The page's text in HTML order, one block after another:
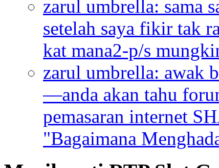
zarul umbrella: sama
setelah saya fikir tak
kat mana2-p/s
zarul umbrella: awak
—anda akan tahu
pemasaran internet
"Bagaimana